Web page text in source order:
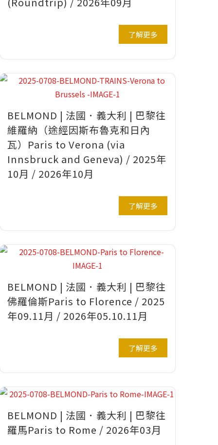
了解更多
BELMOND | 法國．義大利 | 巴黎往
維羅納（途經因斯布魯克和日內
瓦）Paris to Verona (via
Innsbruck and Geneva) / 2025年
10月 / 2026年10月
了解更多
BELMOND | 法國．義大利 | 巴黎往
佛羅倫斯Paris to Florence / 2025
年09.11月 / 2026年05.10.11月
了解更多
BELMOND | 法國．義大利 | 巴黎往
羅馬Paris to Rome / 2026年03月